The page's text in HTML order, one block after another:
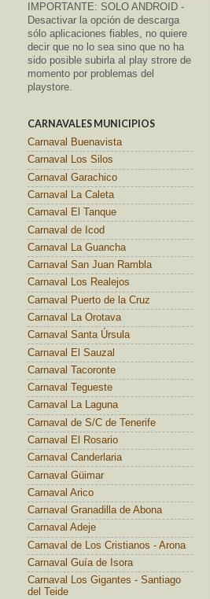
IMPORTANTE: SOLO ANDROID -
Desactivar la opción de descarga
sólo aplicaciones fiables, no quiere
decir que no lo sea sino que no ha
sido posible subirla al play strore de
momento por problemas del
playstore.
CARNAVALES MUNICIPIOS
Carnaval Buenavista
Carnaval Los Silos
Carnaval Garachico
Carnaval La Caleta
Carnaval El Tanque
Carnaval de Icod
Carnaval La Guancha
Carnaval San Juan Rambla
Carnaval Los Realejos
Carnaval Puerto de la Cruz
Carnaval La Orotava
Carnaval Santa Úrsula
Carnaval El Sauzal
Carnaval Tacoronte
Carnaval Tegueste
Carnaval La Laguna
Carnaval de S/C de Tenerife
Carnaval El Rosario
Carnaval Canderlaria
Carnaval Güimar
Carnaval Arico
Carnaval Granadilla de Abona
Carnaval Adeje
Carnaval de Los Cristianos - Arona
Carnaval Guía de Isora
Carnaval Los Gigantes - Santiago
del Teide